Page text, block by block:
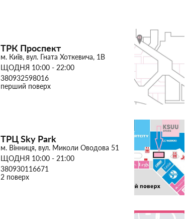
ТРК Проспект
м. Київ, вул. Гната Хоткевича, 1В
ЩОДНЯ 10:00 - 22:00
380932598016
перший поверх
ТРЦ Sky Park
м. Вінниця, вул. Миколи Оводова 51
ЩОДНЯ 10:00 - 21:00
380930116671
2 поверх